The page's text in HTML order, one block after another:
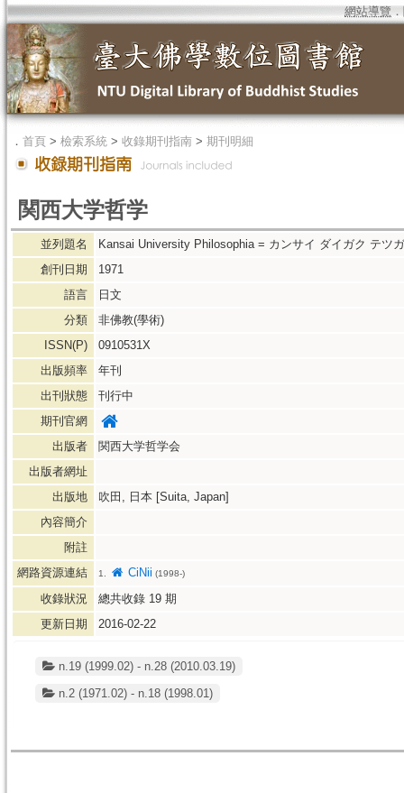
網站導覽 ．
． 首頁 > 檢索系統 > 收錄期刊指南 > 期刊明細
関西大学哲学
並列題名
Kansai University Philosophia = カンサイ ダイガク テツ
創刊日期
1971
語言
日文
分類
非佛教(學術)
ISSN(P)
0910531X
出版頻率
年刊
出刊狀態
刊行中
期刊官網
出版者
関西大学哲学会
出版者網址
出版地
吹田, 日本 [Suita, Japan]
內容簡介
附註
網路資源連結
1. CiNii (1998-)
收錄狀況 總共收錄 19 期
更新日期
2016-02-22
n.19 (1999.02) - n.28 (2010.03.19)
n.2 (1971.02) - n.18 (1998.01)